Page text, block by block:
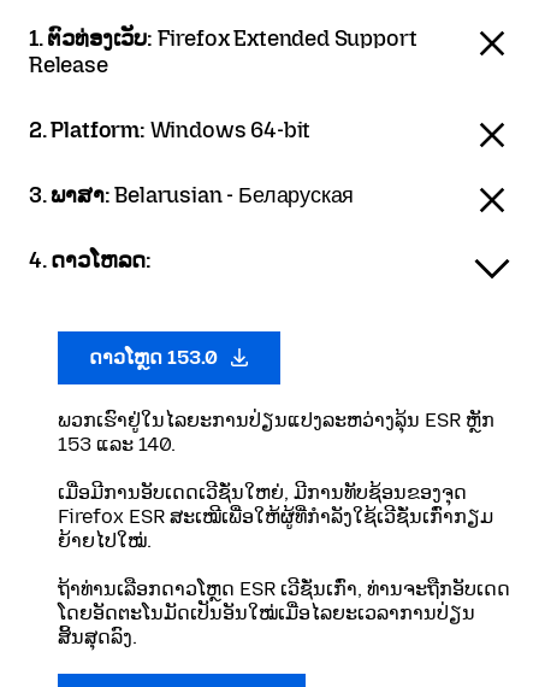
1. ຕົວທ່ອງເວັບ: Firefox Extended Support
Release
2. Platform: Windows 64-bit
3. ພາສາ:Belarusian - Беларуская
4. ດາວໂຫລດ:
ດາວໂຫຼດ 153.0
ພວກເຮົາຢູ່ໃນໄລຍະການປ່ຽນແປງລະຫວ່າງລຸ້ນ ESR ຫຼັກ
153 ແລະ 140.
ເມື່ອມີການອັບເດດເວີຊັ່ນໃຫຍ່, ມີການທັບຊ້ອນຂອງຈຸດ
Firefox ESR ສະເໝີເພື່ອໃຫ້ຜູ້ທີ່ກຳລັງໃຊ້ເວີຊັ່ນເກົ່າກຽມ
ຍ້າຍໄປໃໝ່.
ຖ້າທ່ານເລືອກດາວໂຫຼດ ESR ເວີຊັ່ນເກົ່າ, ທ່ານຈະຖືກອັບເດດ
ໂດຍອັດຕະໂນມັດເປັນອັນໃໝ່ເມື່ອໄລຍະເວລາການປ່ຽນ
ສິ້ນສຸດລົງ.